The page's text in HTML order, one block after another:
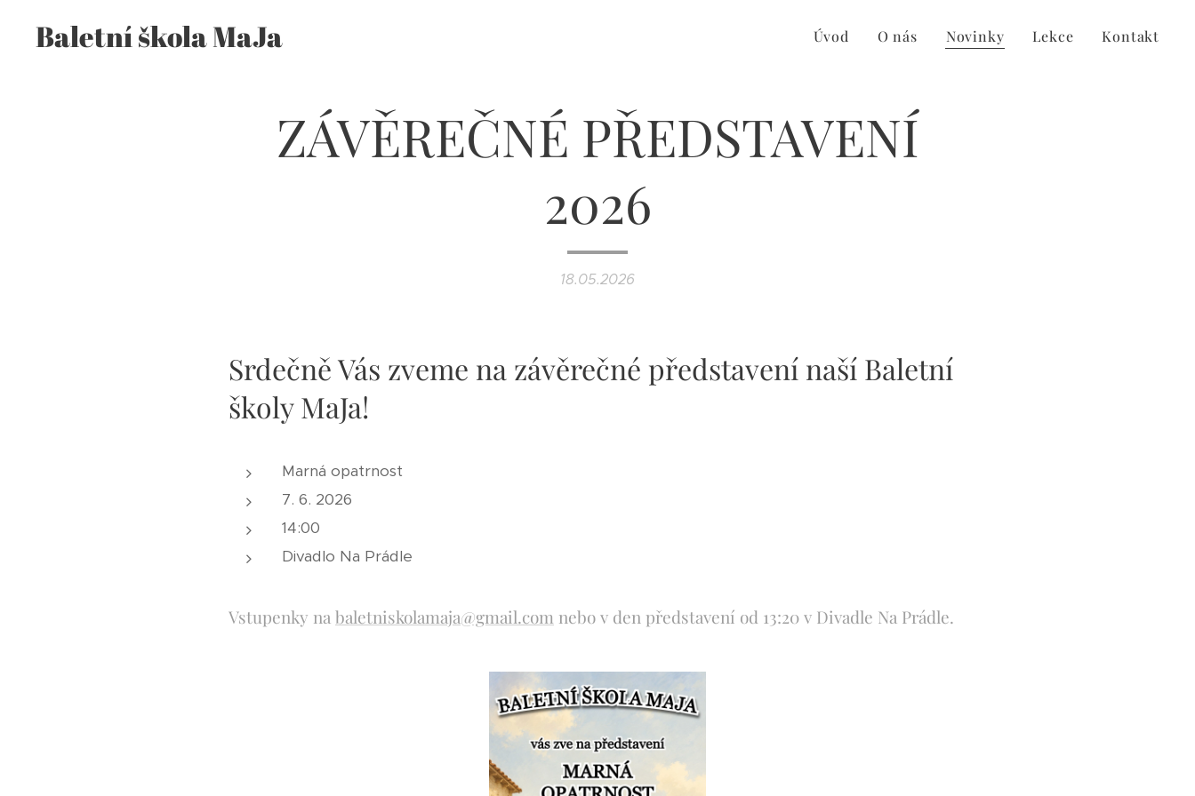
Baletní škola MaJa Úvod O nás Novinky Lekce Kontakt
ZÁVĚREČNÉ PŘEDSTAVENÍ
2026
18.05.2026
Srdečně Vás zveme na závěrečné představení naší Baletní
školy MaJa!
Marná opatrnost
7. 6. 2026
14:00
Divadlo Na Prádle
Vstupenky na baletniskolamaja@gmail.com nebo v den představení od 13:20 v Divadle Na Prádle.